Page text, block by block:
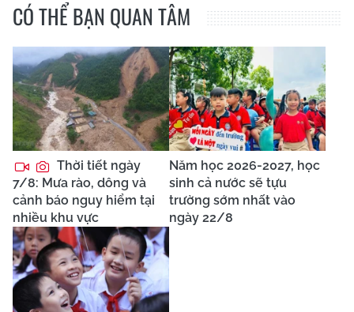
CÓ THỂ BẠN QUAN TÂM
Thời tiết ngày
7/8: Mưa rào, dông và
cảnh báo nguy hiểm tại
nhiều khu vực
Năm học 2026-2027, học
sinh cả nước sẽ tựu
trường sớm nhất vào
ngày 22/8